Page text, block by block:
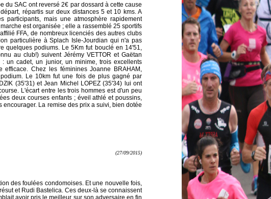
du SAC ont reversé 2€ par dossard à cette cause
répartis sur deux distances 5 et 10 kms. A
participants, mais une atmosphère rapidement
est organisée ; elle a rassemblé 25 sportifs
FFA, de nombreux licenciés des autres clubs
particulière à Splach Isle-Jourdian qui n'a pas
podiums. Le 5Km fut bouclé en 14'51,
au club!) suivent Jérémy VETTOR et Gaëtan
un cadet, un junior, un minime, trois excellents
Chez les féminines Joanne BRAHAM,
Le 10km fut une fois de plus gagné par
(35'31) et Jean Michel LOPEZ (35'34) lui ont
L'écart entre les trois hommes est d'un peu
deux courses enfants ; éveil athlé et poussins,
La remise des prix a suivi, bien dotée
(27/09/2015)
des foulées condomoises. Et une nouvelle fois,
et Rudi Bastelica. Ces deux-là se connaissent
avoir pris le meilleur sur son adversaire en fin